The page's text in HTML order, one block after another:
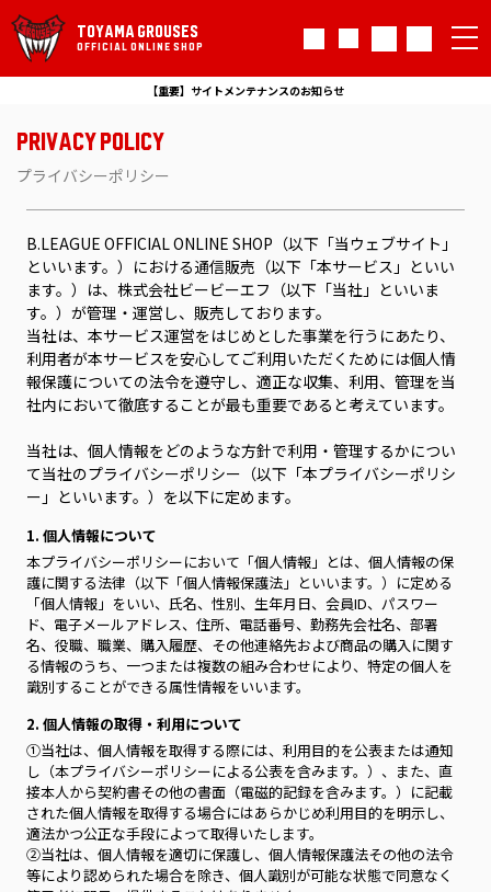
TOYAMA GROUSES
OFFICIAL ONLINE SHOP
【重要】サイトメンテナンスのお知らせ
PRIVACY POLICY
プライバシーポリシー
B.LEAGUE OFFICIAL ONLINE SHOP（以下「当ウェブサイト」
といいます。）における通信販売（以下「本サービス」といい
ます。）は、株式会社ビービーエフ（以下「当社」といいま
す。）が管理・運営し、販売しております。
当社は、本サービス運営をはじめとした事業を行うにあたり、
利用者が本サービスを安心してご利用いただくためには個人情
報保護についての法令を遵守し、適正な収集、利用、管理を当
社内において徹底することが最も重要であると考えています。
当社は、個人情報をどのような方針で利用・管理するかについ
て当社のプライバシーポリシー（以下「本プライバシーポリシ
ー」といいます。）を以下に定めます。
1. 個人情報について
本プライバシーポリシーにおいて「個人情報」とは、個人情報の保
護に関する法律（以下「個人情報保護法」といいます。）に定める
「個人情報」をいい、氏名、性別、生年月日、会員ID、パスワー
ド、電子メールアドレス、住所、電話番号、勤務先会社名、部署
名、役職、職業、購入履歴、その他連絡先および商品の購入に関す
る情報のうち、一つまたは複数の組み合わせにより、特定の個人を
識別することができる属性情報をいいます。
2. 個人情報の取得・利用について
①当社は、個人情報を取得する際には、利用目的を公表または通知
し（本プライバシーポリシーによる公表を含みます。）、また、直
接本人から契約書その他の書面（電磁的記録を含みます。）に記載
された個人情報を取得する場合にはあらかじめ利用目的を明示し、
適法かつ公正な手段によって取得いたします。
②当社は、個人情報を適切に保護し、個人情報保護法その他の法令
等により認められた場合を除き、個人識別が可能な状態で同意なく